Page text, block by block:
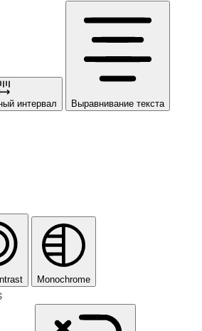
интервал Выравнивание текста
Monochrome